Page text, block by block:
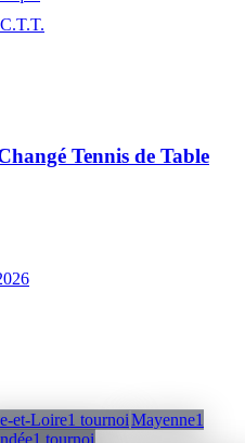
Tennis de Table
et-Loire1 tournoiMayenne1